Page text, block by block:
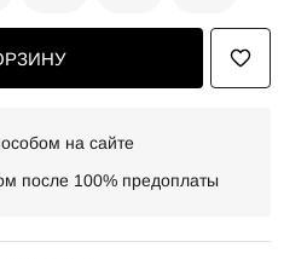
на сайте
после 100% предоплаты